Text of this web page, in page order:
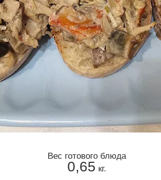
Вес готового блюда
0,65 кг.